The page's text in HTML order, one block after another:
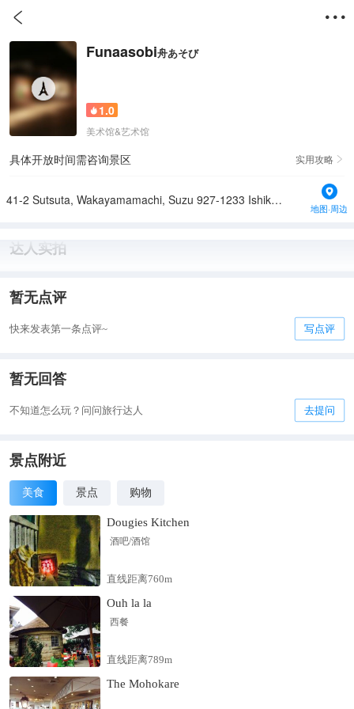
 
Funaasobi舟あそび
 1.0
美术馆&艺术馆
具体开放时间需咨询景区 实用攻略 
41-2 Sutsuta, Wakayamamachi, Suzu 927-1233 Ishikawa Prefecture
地图·周边
达人实拍
暂无点评
快来发表第一条点评~ 写点评
暂无回答
不知道怎么玩？问问旅行达人 去提问
景点附近
美食 景点 购物
Dougies Kitchen
酒吧/酒馆
直线距离760m
Ouh la la
西餐
直线距离789m
The Mohokare